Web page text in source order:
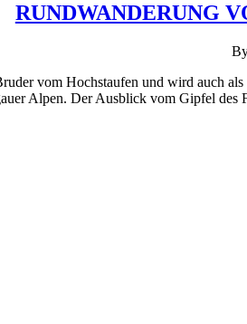
RUNDWANDERUNG
vom Hochstaufen und wird auch
Alpen. Der Ausblick vom Gipfel des